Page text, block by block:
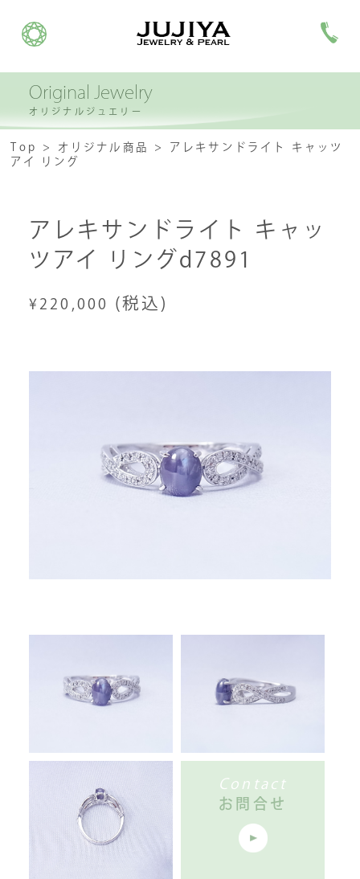
Original Jewelry
オリジナルジュエリー
Top オリジナル商品
アレキサンドライト キャッツ
アイ リング
アレキサンドライト キャッ
ツアイ リングd7891
¥220,000 (税込)
Contact
お問合せ